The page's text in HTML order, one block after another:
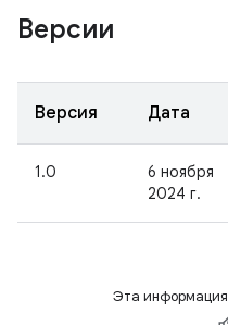
Версии
Версия Дата
1.0
6 ноября
2024 г.
Эта информация